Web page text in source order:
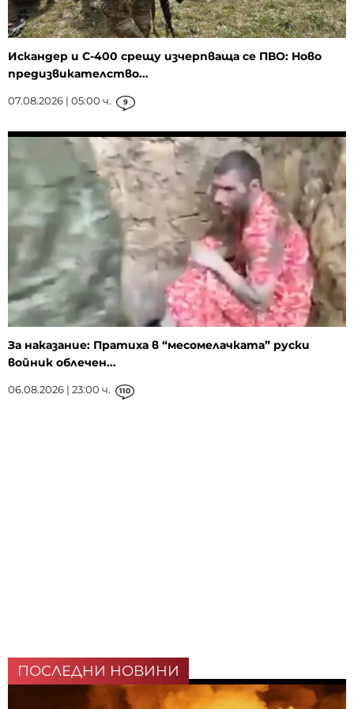
Искандер и С-400 срещу изчерпваща се ПВО: Ново
предизвикателство...
07.08.2026 | 05:00 ч. 9
За наказание: Пратиха в “месомелачката” руски
войник облечен...
06.08.2026 | 23:00 ч. 110
ПОСЛЕДНИ НОВИНИ